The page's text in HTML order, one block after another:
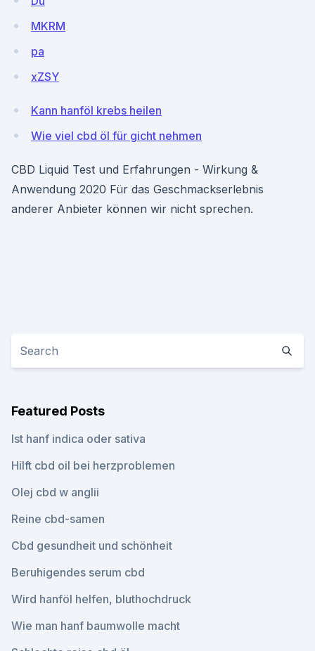
MKRM
pa
xZSY
Kann hanföl krebs heilen
Wie viel cbd öl für gicht nehmen
CBD Liquid Test und Erfahrungen - Wirkung &
Anwendung 2020 Für das Geschmackserlebnis
anderer Anbieter können wir nicht sprechen.
Featured Posts
Ist hanf indica oder sativa
Hilft cbd oil bei herzproblemen
Olej cbd w anglii
Reine cbd-samen
Cbd gesundheit und schönheit
Beruhigendes serum cbd
Wird hanföl helfen, bluthochdruck
Wie man hanf baumwolle macht